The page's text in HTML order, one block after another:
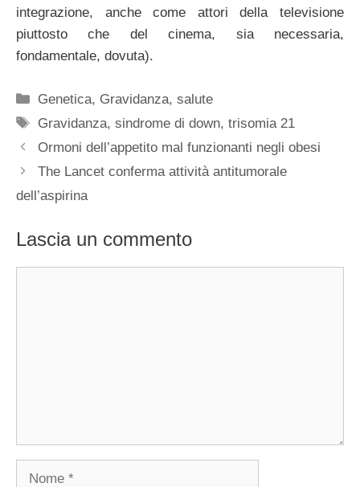
integrazione, anche come attori della televisione
piuttosto che del cinema, sia necessaria,
fondamentale, dovuta).
Categorie
Genetica, Gravidanza,salute
Tag
Gravidanza,sindrome di down,trisomia 21
Ormoni dell’appetito mal funzionanti negli obesi
The Lancet conferma attività antitumorale
dell’aspirina
Lascia un commento
Nome